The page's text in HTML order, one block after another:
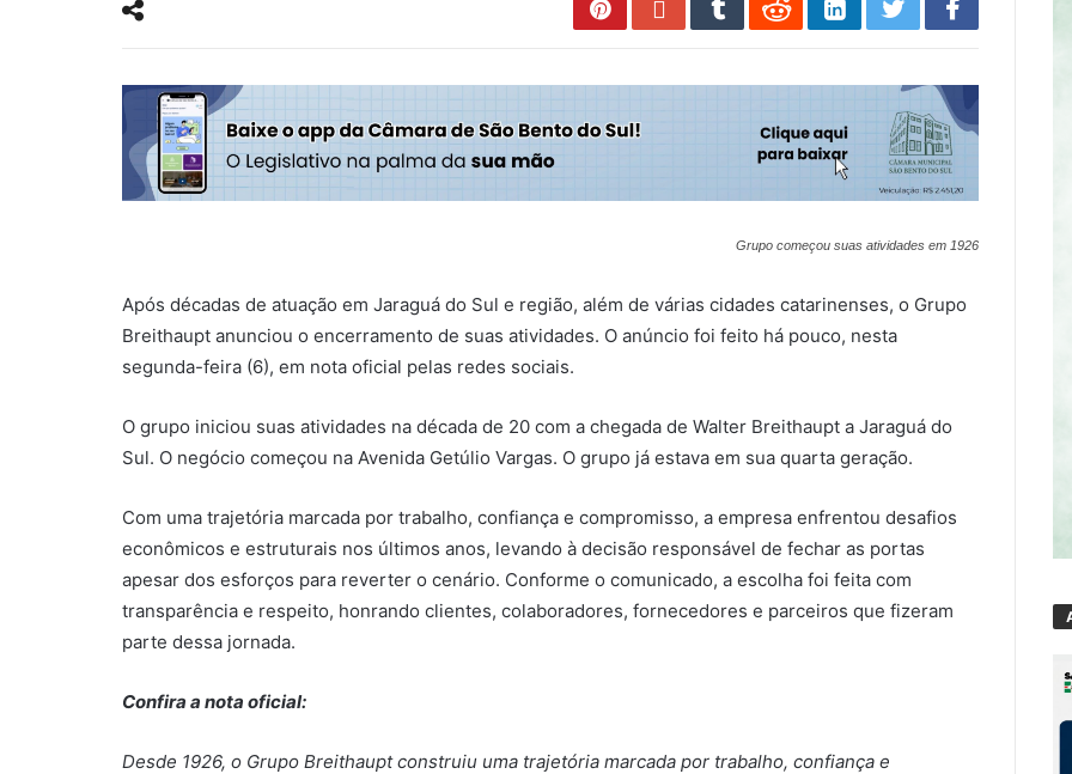
Grupo começou suas atividades em 1926
Após décadas de atuação em Jaraguá do Sul e região, além de várias cidades catarinenses, o Grupo
Breithaupt anunciou o encerramento de suas atividades. O anúncio foi feito há pouco, nesta
segunda-feira (6), em nota oficial pelas redes sociais.
O grupo iniciou suas atividades na década de 20 com a chegada de Walter Breithaupt a Jaraguá do
Sul. O negócio começou na Avenida Getúlio Vargas. O grupo já estava em sua quarta geração.
Com uma trajetória marcada por trabalho, confiança e compromisso, a empresa enfrentou desafios
econômicos e estruturais nos últimos anos, levando à decisão responsável de fechar as portas
apesar dos esforços para reverter o cenário. Conforme o comunicado, a escolha foi feita com
transparência e respeito, honrando clientes, colaboradores, fornecedores e parceiros que fizeram
parte dessa jornada.
Confira a nota oficial:
Desde 1926, o Grupo Breithaupt construiu uma trajetória marcada por trabalho, confiança e